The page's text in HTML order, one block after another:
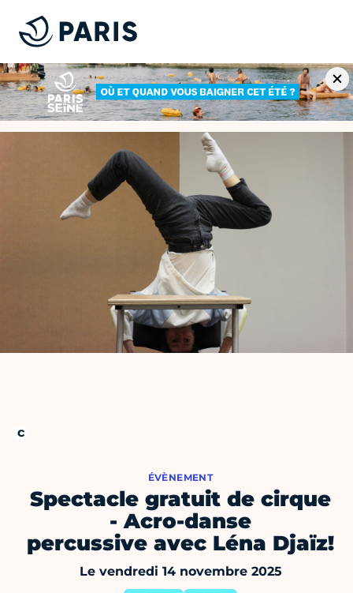
ÉVÈNEMENT
Spectacle gratuit de cirque
- Acro-danse
percussive avec Léna Djaïz!
Le vendredi 14 novembre 2025